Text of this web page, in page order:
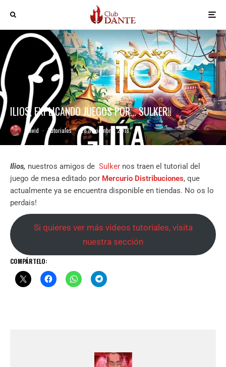
ILIOS, EXPLICANDO JUEGOS POR… SULKER!!
David · Tutoriales · 28 noviembre, 2018
Ilios, nuestros amigos de Sulker nos traen el tutorial del
juego de mesa editado por Mercurio Distribuciones, que
actualmente ya se encuentra disponible en tiendas. No os lo
perdais!
Si quieres ver más videos tutoriales, visita
nuestra sección
COMPÁRTELO: